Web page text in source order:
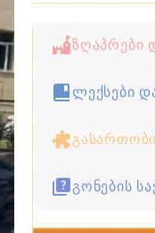
ზღაპრები
ლექსები
გასართობი
გონების